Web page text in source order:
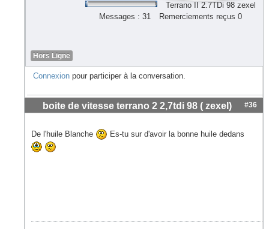
Terrano II 2.7TDi 98 zexel
Messages : 31
Remerciements reçus 0
Hors Ligne
Connexion pour participer à la conversation.
boite de vitesse terrano 2 2,7tdi 98 ( zexel) #36
De l'huile Blanche Es-tu sur d'avoir la bonne huile dedans